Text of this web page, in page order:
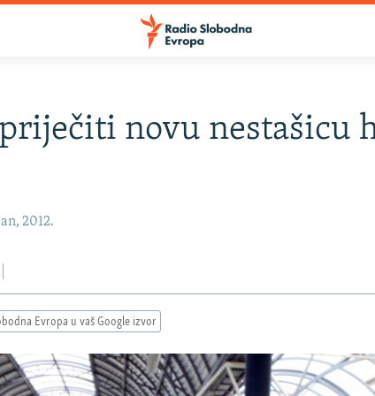
novu nestašicu
2012.
Evropa u vaš Google izvor